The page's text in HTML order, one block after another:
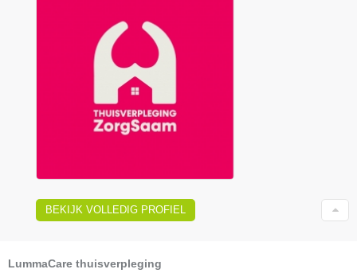
BEKIJK VOLLEDIG PROFIEL
LummaCare thuisverpleging